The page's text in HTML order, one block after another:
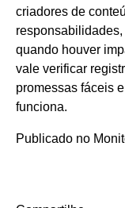
criadores de
quando houver
vale verificar
promessas fáceis
funciona.
Publicado no